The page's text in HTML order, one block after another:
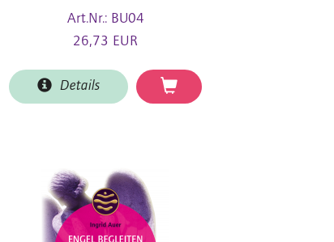
Art.Nr.: BU04
26,73 EUR
Details